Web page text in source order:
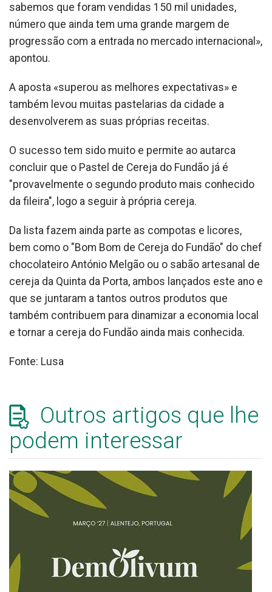
sabemos que foram vendidas 150 mil unidades,
número que ainda tem uma grande margem de
progressão com a entrada no mercado internacional»,
apontou.
A aposta «superou as melhores expectativas» e
também levou muitas pastelarias da cidade a
desenvolverem as suas próprias receitas.
O sucesso tem sido muito e permite ao autarca
concluir que o Pastel de Cereja do Fundão já é
"provavelmente o segundo produto mais conhecido
da fileira", logo a seguir à própria cereja.
Da lista fazem ainda parte as compotas e licores,
bem como o "Bom Bom de Cereja do Fundão" do chef
chocolateiro António Melgão ou o sabão artesanal de
cereja da Quinta da Porta, ambos lançados este ano e
que se juntaram a tantos outros produtos que
também contribuem para dinamizar a economia local
e tornar a cereja do Fundão ainda mais conhecida.
Fonte: Lusa
Outros artigos que lhe
podem interessar